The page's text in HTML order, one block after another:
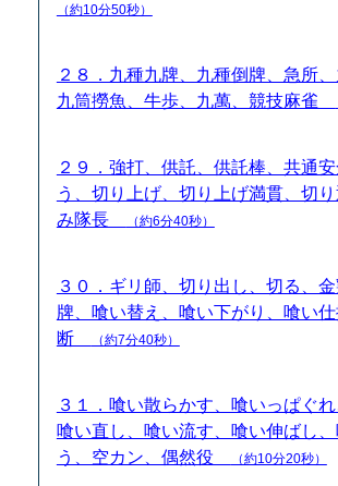
（約10分50秒）
２８．九種九牌、九種倒牌、急所、
九筒撈魚、牛歩、九萬、競技麻雀
２９．強打、供託、供託棒、共通
う、切り上げ、切り上げ満貫、切
み隊長
（約6分40秒）
３０．ギリ師、切り出し、切る、
牌、喰い替え、喰い下がり、喰い
断
（約7分40秒）
３１．喰い散らかす、喰いっぱぐれ
喰い直し、喰い流す、喰い伸ばし
う、空カン、偶然役
（約10分20秒）